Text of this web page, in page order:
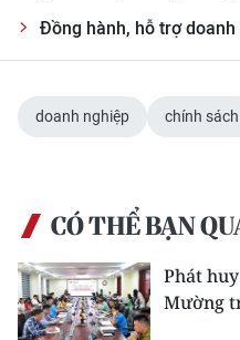
Đồng hành, hỗ trợ doanh
doanh nghiệp chính sách
CÓ THỂ BẠN
Phát
Mường